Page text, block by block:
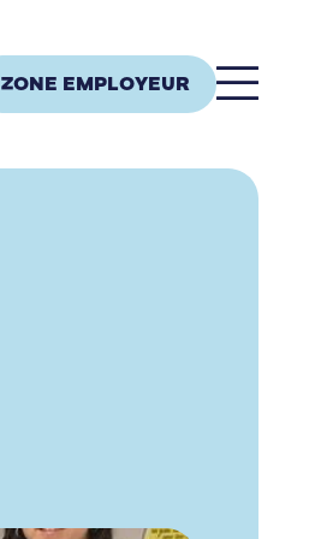
ZONE EMPLOYEUR